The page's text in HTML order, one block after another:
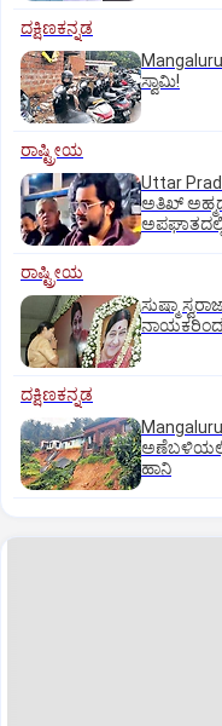
ದಕ್ಷಿಣಕನ್ನಡ
ಸ್ವಾಮಿ!
ರಾಷ್ಟ್ರೀಯ
Uttar
ಅತಿಖ್ ಅಹ್ಮದ್
ರಾಷ್ಟ್ರೀಯ
ಸುಷ್ಮಾ
ದಕ್ಷಿಣಕನ್ನಡ
ಅಣೆಬಳಿಯಲ್ಲಿ
ಹಾನಿ